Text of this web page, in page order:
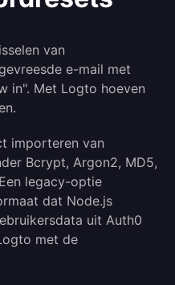
van
e-mail met
in". Met Logto hoeven
importeren van
Bcrypt, Argon2, MD5,
legacy-optie
dat Node.js
uit Auth0
met de